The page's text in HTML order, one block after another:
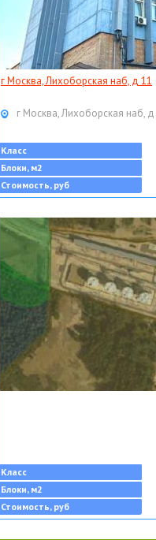
г Москва, Лихоборская наб, д 11
г Москва, Лихоборская наб,
Класс
Блоки, м2
Стоимость, руб
Класс
Блоки, м2
Стоимость, руб